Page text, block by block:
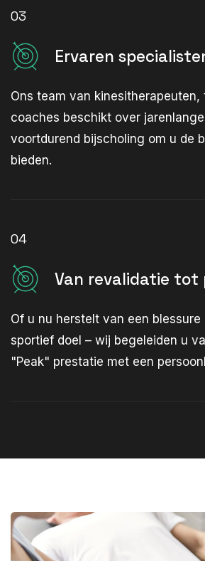
03
Ervaren
Ons team van kinesitherapeuten,
coaches beschikt over
voortdurend bijscholing om u de
bieden.
04
Van revalidatie tot
Of u nu herstelt van een
sportief doel – wij begeleiden u
"Peak" prestatie met een